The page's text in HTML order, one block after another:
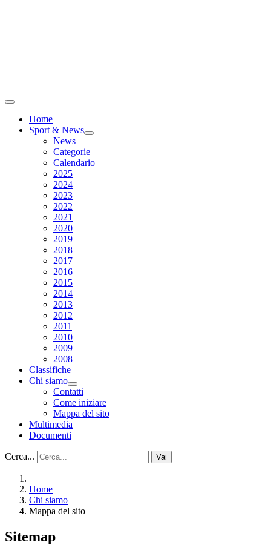
Home
Sport & News
News
Categorie
Calendario
2025
2024
2023
2022
2021
2020
2019
2018
2017
2016
2015
2014
2013
2012
2011
2010
2009
2008
Classifiche
Chi siamo
Contatti
Come iniziare
Mappa del sito
Multimedia
Documenti
Cerca... Vai
Home
Chi siamo
Mappa del sito
Sitemap